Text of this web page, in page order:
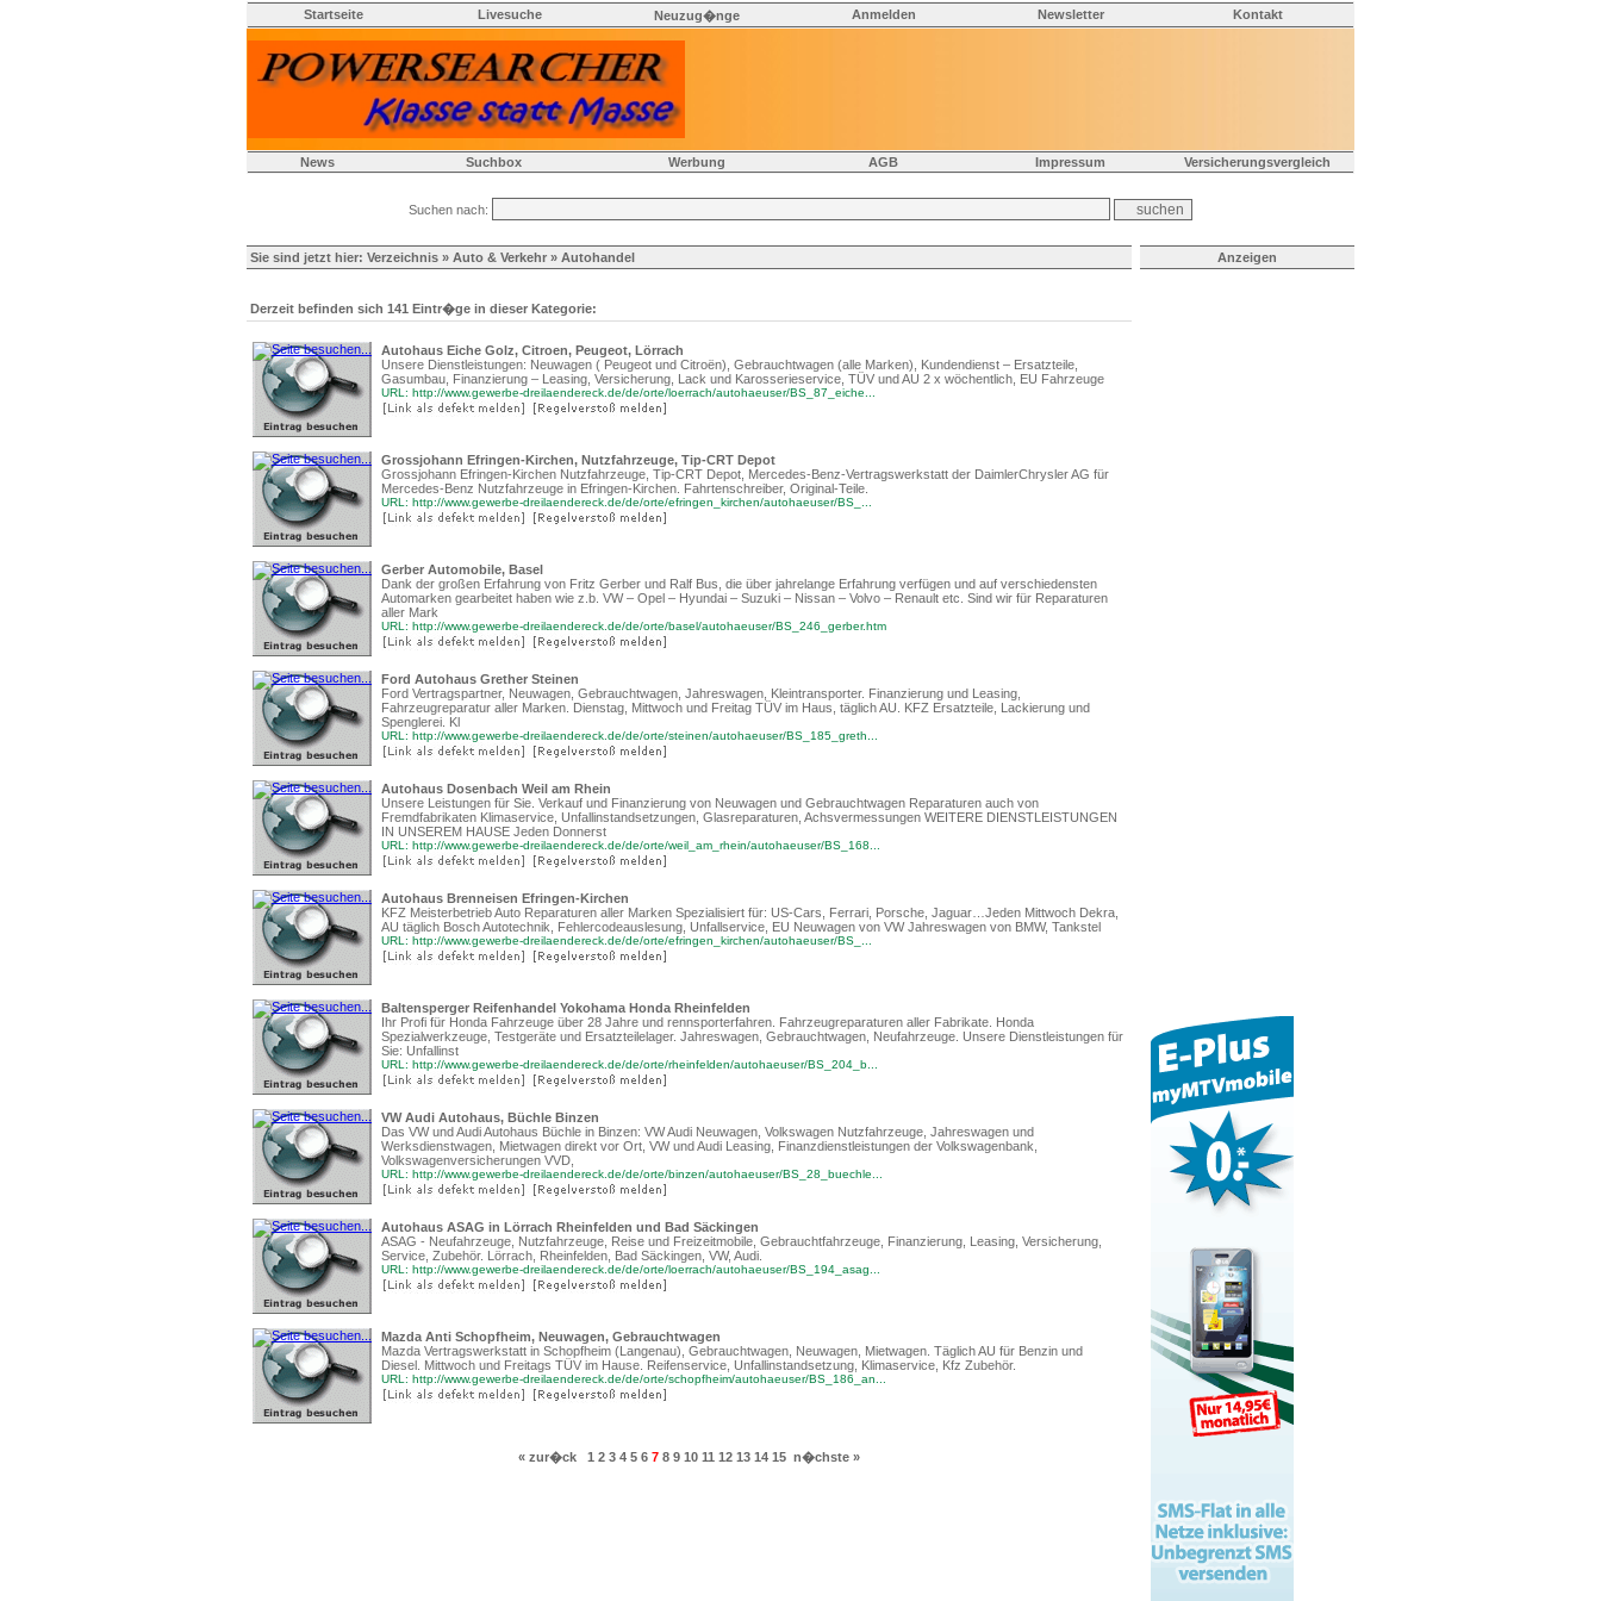
Startseite Livesuche Neuzug�nge Anmelden Newsletter Kontakt
News Suchbox Werbung AGB Impressum Versicherungsvergleich
Suchen nach:
Sie sind jetzt hier: Verzeichnis » Auto & Verkehr » Autohandel
Derzeit befinden sich 141 Eintr�ge in dieser Kategorie:
Autohaus Eiche Golz, Citroen, Peugeot, Lörrach
Unsere Dienstleistungen: Neuwagen ( Peugeot und Citroën), Gebrauchtwagen (alle Marken), Kundendienst – Ersatzteile,
Gasumbau, Finanzierung – Leasing, Versicherung, Lack und Karosserieservice, TÜV und AU 2 x wöchentlich, EU Fahrzeuge
URL: http://www.gewerbe-dreilaendereck.de/de/orte/loerrach/autohaeuser/BS_87_eiche...
Grossjohann Efringen-Kirchen, Nutzfahrzeuge, Tip-CRT Depot
Grossjohann Efringen-Kirchen Nutzfahrzeuge, Tip-CRT Depot, Mercedes-Benz-Vertragswerkstatt der DaimlerChrysler AG für
Mercedes-Benz Nutzfahrzeuge in Efringen-Kirchen. Fahrtenschreiber, Original-Teile.
URL: http://www.gewerbe-dreilaendereck.de/de/orte/efringen_kirchen/autohaeuser/BS_...
Gerber Automobile, Basel
Dank der großen Erfahrung von Fritz Gerber und Ralf Bus, die über jahrelange Erfahrung verfügen und auf verschiedensten
Automarken gearbeitet haben wie z.b. VW – Opel – Hyundai – Suzuki – Nissan – Volvo – Renault etc. Sind wir für Reparaturen
aller Mark
URL: http://www.gewerbe-dreilaendereck.de/de/orte/basel/autohaeuser/BS_246_gerber.htm
Ford Autohaus Grether Steinen
Ford Vertragspartner, Neuwagen, Gebrauchtwagen, Jahreswagen, Kleintransporter. Finanzierung und Leasing,
Fahrzeugreparatur aller Marken. Dienstag, Mittwoch und Freitag TÜV im Haus, täglich AU. KFZ Ersatzteile, Lackierung und
Spenglerei. Kl
URL: http://www.gewerbe-dreilaendereck.de/de/orte/steinen/autohaeuser/BS_185_greth...
Autohaus Dosenbach Weil am Rhein
Unsere Leistungen für Sie. Verkauf und Finanzierung von Neuwagen und Gebrauchtwagen Reparaturen auch von
Fremdfabrikaten Klimaservice, Unfallinstandsetzungen, Glasreparaturen, Achsvermessungen WEITERE DIENSTLEISTUNGEN
IN UNSEREM HAUSE Jeden Donnerst
URL: http://www.gewerbe-dreilaendereck.de/de/orte/weil_am_rhein/autohaeuser/BS_168...
Autohaus Brenneisen Efringen-Kirchen
KFZ Meisterbetrieb Auto Reparaturen aller Marken Spezialisiert für: US-Cars, Ferrari, Porsche, Jaguar…Jeden Mittwoch Dekra,
AU täglich Bosch Autotechnik, Fehlercodeauslesung, Unfallservice, EU Neuwagen von VW Jahreswagen von BMW, Tankstel
URL: http://www.gewerbe-dreilaendereck.de/de/orte/efringen_kirchen/autohaeuser/BS_...
Baltensperger Reifenhandel Yokohama Honda Rheinfelden
Ihr Profi für Honda Fahrzeuge über 28 Jahre und rennsporterfahren. Fahrzeugreparaturen aller Fabrikate. Honda
Spezialwerkzeuge, Testgeräte und Ersatzteilelager. Jahreswagen, Gebrauchtwagen, Neufahrzeuge. Unsere Dienstleistungen für
Sie: Unfallinst
URL: http://www.gewerbe-dreilaendereck.de/de/orte/rheinfelden/autohaeuser/BS_204_b...
VW Audi Autohaus, Büchle Binzen
Das VW und Audi Autohaus Büchle in Binzen: VW Audi Neuwagen, Volkswagen Nutzfahrzeuge, Jahreswagen und
Werksdienstwagen, Mietwagen direkt vor Ort, VW und Audi Leasing, Finanzdienstleistungen der Volkswagenbank,
Volkswagenversicherungen VVD,
URL: http://www.gewerbe-dreilaendereck.de/de/orte/binzen/autohaeuser/BS_28_buechle...
Autohaus ASAG in Lörrach Rheinfelden und Bad Säckingen
ASAG - Neufahrzeuge, Nutzfahrzeuge, Reise und Freizeitmobile, Gebrauchtfahrzeuge, Finanzierung, Leasing, Versicherung,
Service, Zubehör. Lörrach, Rheinfelden, Bad Säckingen, VW, Audi.
URL: http://www.gewerbe-dreilaendereck.de/de/orte/loerrach/autohaeuser/BS_194_asag...
Mazda Anti Schopfheim, Neuwagen, Gebrauchtwagen
Mazda Vertragswerkstatt in Schopfheim (Langenau), Gebrauchtwagen, Neuwagen, Mietwagen. Täglich AU für Benzin und
Diesel. Mittwoch und Freitags TÜV im Hause. Reifenservice, Unfallinstandsetzung, Klimaservice, Kfz Zubehör.
URL: http://www.gewerbe-dreilaendereck.de/de/orte/schopfheim/autohaeuser/BS_186_an...
« zur�ck 1 2 3 4 5 6 7 8 9 10 11 12 13 14 15 n�chste »
Anzeigen